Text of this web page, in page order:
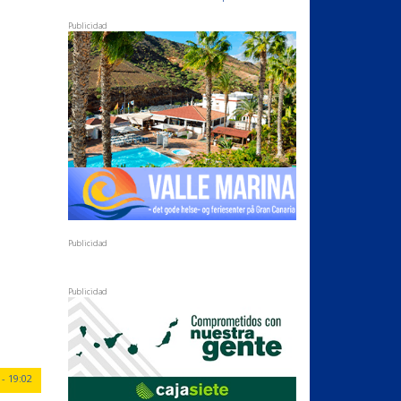
19:02
Publicidad
Publicidad
Publicidad